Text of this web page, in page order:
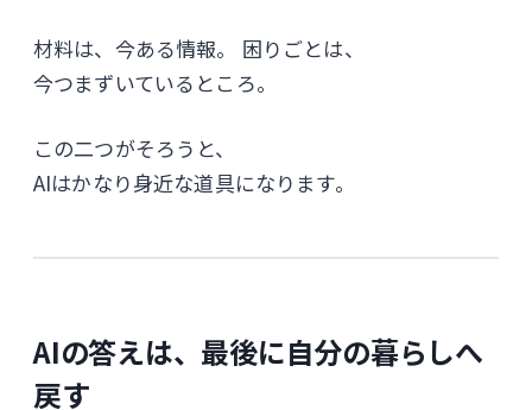
材料は、今ある情報。 困りごとは、
今つまずいているところ。
この二つがそろうと、
AIはかなり身近な道具になります。
AIの答えは、最後に自分の暮らしへ
戻す